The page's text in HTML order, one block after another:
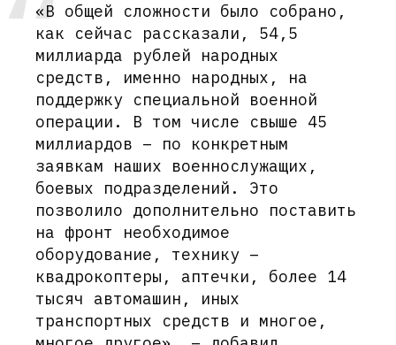
«В общей сложности было собрано,
как сейчас рассказали, 54,5
миллиарда рублей народных
средств, именно народных, на
поддержку специальной военной
операции. В том числе свыше 45
миллиардов – по конкретным
заявкам наших военнослужащих,
боевых подразделений. Это
позволило дополнительно поставить
на фронт необходимое
оборудование, технику –
квадрокоптеры, аптечки, более 14
тысяч автомашин, иных
транспортных средств и многое,